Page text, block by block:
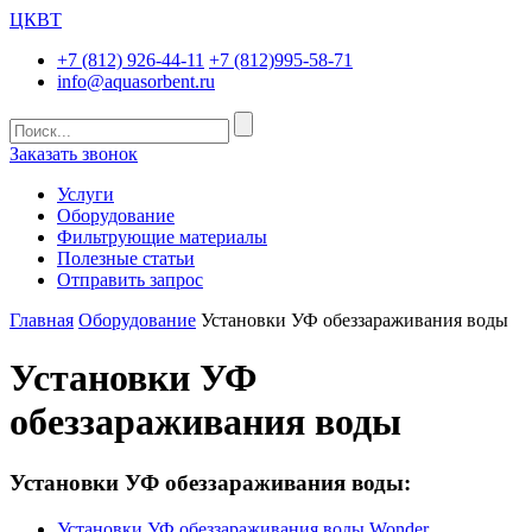
ЦКВТ
+7 (812) 926-44-11 +7 (812)995-58-71
info@aquasorbent.ru
Заказать звонок
Услуги
Оборудование
Фильтрующие материалы
Полезные статьи
Отправить запрос
Главная Оборудование Установки УФ обеззараживания воды
Установки УФ
обеззараживания воды
Установки УФ обеззараживания воды: